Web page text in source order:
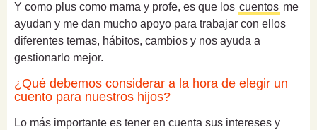
Y como plus como mama y profe, es que los cuentos me
ayudan y me dan mucho apoyo para trabajar con ellos
diferentes temas, hábitos, cambios y nos ayuda a
gestionarlo mejor.
¿Qué debemos considerar a la hora de elegir un
cuento para nuestros hijos?
Lo más importante es tener en cuenta sus intereses y